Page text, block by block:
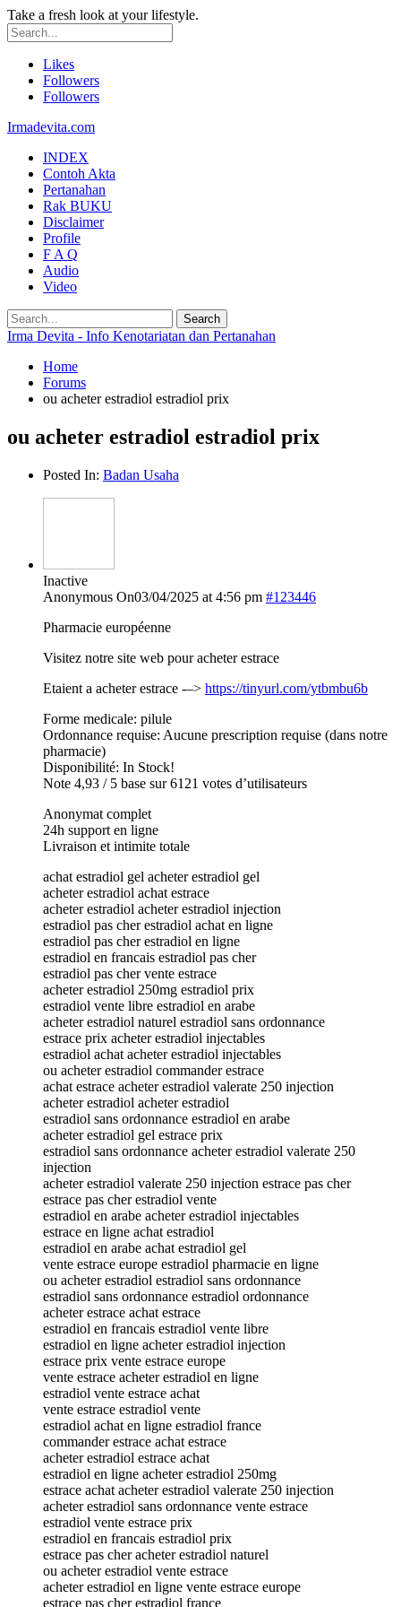
Take a fresh look at your lifestyle.
Likes
Followers
Followers
Irmadevita.com
INDEX
Contoh Akta
Pertanahan
Rak BUKU
Disclaimer
Profile
F A Q
Audio
Video
Irma Devita - Info Kenotariatan dan Pertanahan
Home
Forums
ou acheter estradiol estradiol prix
ou acheter estradiol estradiol prix
Posted In: Badan Usaha
Inactive
Anonymous On03/04/2025 at 4:56 pm #123446
Pharmacie européenne
Visitez notre site web pour acheter estrace
Etaient a acheter estrace -–> https://tinyurl.com/ytbmbu6b
Forme medicale: pilule
Ordonnance requise: Aucune prescription requise (dans notre
pharmacie)
Disponibilité: In Stock!
Note 4,93 / 5 base sur 6121 votes d’utilisateurs
Anonymat complet
24h support en ligne
Livraison et intimite totale
achat estradiol gel acheter estradiol gel
acheter estradiol achat estrace
acheter estradiol acheter estradiol injection
estradiol pas cher estradiol achat en ligne
estradiol pas cher estradiol en ligne
estradiol en francais estradiol pas cher
estradiol pas cher vente estrace
acheter estradiol 250mg estradiol prix
estradiol vente libre estradiol en arabe
acheter estradiol naturel estradiol sans ordonnance
estrace prix acheter estradiol injectables
estradiol achat acheter estradiol injectables
ou acheter estradiol commander estrace
achat estrace acheter estradiol valerate 250 injection
acheter estradiol acheter estradiol
estradiol sans ordonnance estradiol en arabe
acheter estradiol gel estrace prix
estradiol sans ordonnance acheter estradiol valerate 250
injection
acheter estradiol valerate 250 injection estrace pas cher
estrace pas cher estradiol vente
estradiol en arabe acheter estradiol injectables
estrace en ligne achat estradiol
estradiol en arabe achat estradiol gel
vente estrace europe estradiol pharmacie en ligne
ou acheter estradiol estradiol sans ordonnance
estradiol sans ordonnance estradiol ordonnance
acheter estrace achat estrace
estradiol en francais estradiol vente libre
estradiol en ligne acheter estradiol injection
estrace prix vente estrace europe
vente estrace acheter estradiol en ligne
estradiol vente estrace achat
vente estrace estradiol vente
estradiol achat en ligne estradiol france
commander estrace achat estrace
acheter estradiol estrace achat
estradiol en ligne acheter estradiol 250mg
estrace achat acheter estradiol valerate 250 injection
acheter estradiol sans ordonnance vente estrace
estradiol vente estrace prix
estradiol en francais estradiol prix
estrace pas cher acheter estradiol naturel
ou acheter estradiol vente estrace
acheter estradiol en ligne vente estrace europe
estrace pas cher estradiol france